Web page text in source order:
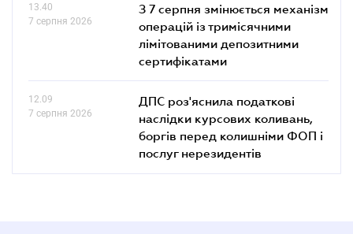
13.40
7 серпня 2026
З 7 серпня змінюється механізм
операцій із тримісячними
лімітованими депозитними
сертифікатами
12.09
7 серпня 2026
ДПС роз'яснила податкові
наслідки курсових коливань,
боргів перед колишніми ФОП і
послуг нерезидентів